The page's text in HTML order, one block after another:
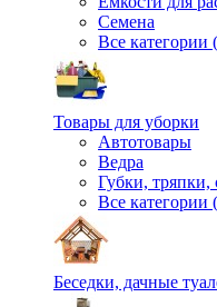
Семена
Все категории
Товары для уборки
Автотовары
Ведра
Губки, тряпки,
Все категории
Беседки, дачные